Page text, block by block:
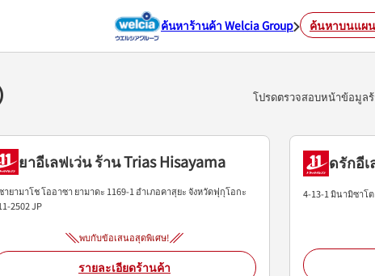
ค้นหาร้านค้า Welcia Group ค้นหาบนแผ
โปรดตรวจสอบหน้าข้อมูล
ยาอีเลฟเว่น ร้าน Trias Hisayama
ายามาโช โออาซา ยามาดะ 1169-1 อำเภอคาสุยะจังหวัดฟุกุโอกะ
2502JP
พบกับข้อเสนอสุดพิเศษ!
รายละเอียดร้านค้า
ดรักอีเ
4-13-1 มินามิซาโ